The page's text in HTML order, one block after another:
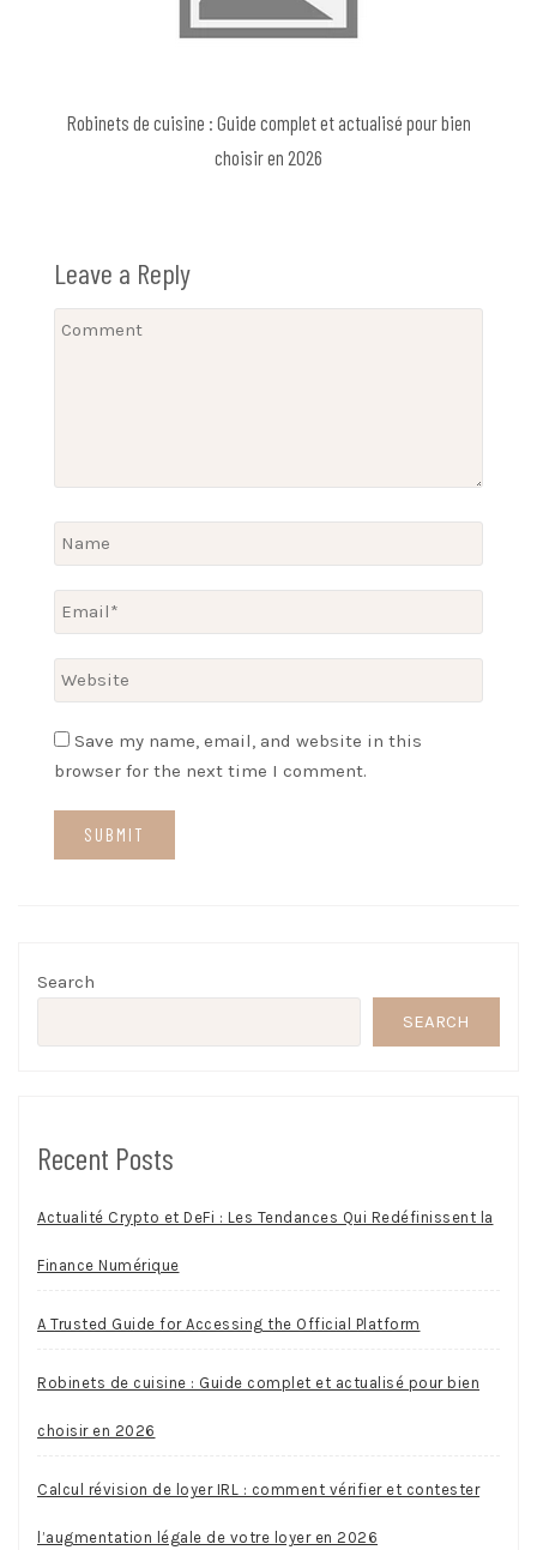
Robinets de cuisine : Guide complet et actualisé pour bien
choisir en 2026
Leave a Reply
Save my name, email, and website in this
browser for the next time I comment.
Search
SEARCH
Recent Posts
Actualité Crypto et DeFi : Les Tendances Qui Redéfinissent la
Finance Numérique
A Trusted Guide for Accessing the Official Platform
Robinets de cuisine : Guide complet et actualisé pour bien
choisir en 2026
Calcul révision de loyer IRL : comment vérifier et contester
l’augmentation légale de votre loyer en 2026